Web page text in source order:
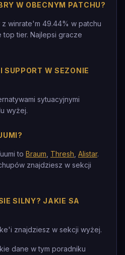
W OBECNYM PATCHU?
z winrate'm 49.44% w patchu
top tier. Najlepsi gracze
SUPPORT W SEZONIE
sytuacyjnymi
wyżej.
to Braum Thresh Alistar.
znajdziesz w sekcji
SILNY? JAKIE SA
znajdziesz w sekcji wyżej.
dane w tym poradniku